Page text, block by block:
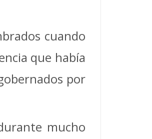
cuando
que había
por
mucho